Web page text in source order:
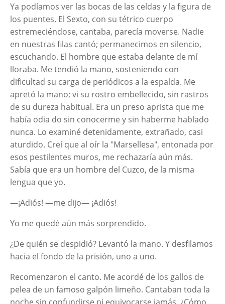
Ya podíamos ver las bocas de las celdas y la figura de
los puentes. El Sexto, con su tétrico cuerpo
estremeciéndose, cantaba, parecía moverse. Nadie
en nuestras filas cantó; permanecimos en silencio,
escuchando. El hombre que estaba delante de mí
lloraba. Me tendió la mano, sosteniendo con
dificultad su carga de periódicos a la espalda. Me
apretó la mano; vi su rostro embellecido, sin rastros
de su dureza habitual. Era un preso aprista que me
había odia do sin conocerme y sin haberme hablado
nunca. Lo examiné detenidamente, extrañado, casi
aturdido. Creí que al oír la "Marsellesa", entonada por
esos pestilentes muros, me rechazaría aún más.
Sabía que era un hombre del Cuzco, de la misma
lengua que yo.
—¡Adiós! —me dijo— ¡Adiós!
Yo me quedé aún más sorprendido.
¿De quién se despidió? Levantó la mano. Y desfilamos
hacia el fondo de la prisión, uno a uno.
Recomenzaron el canto. Me acordé de los gallos de
pelea de un famoso galpón limeño. Cantaban toda la